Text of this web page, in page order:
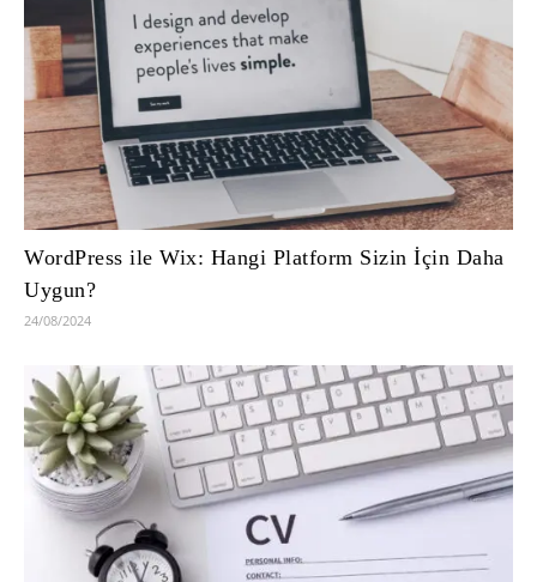
WordPress ile Wix: Hangi Platform Sizin İçin Daha
Uygun?
24/08/2024